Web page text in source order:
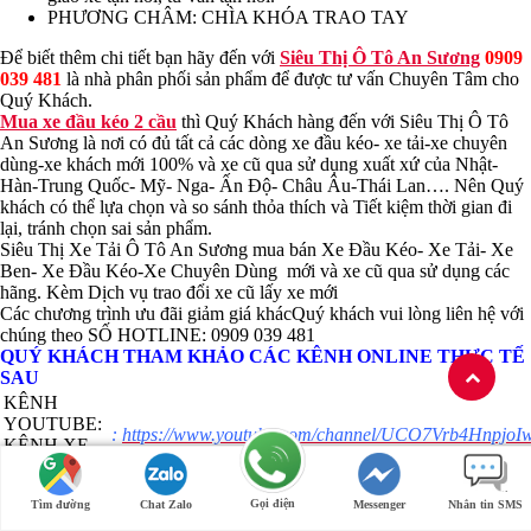
PHƯƠNG CHÂM: CHÌA KHÓA TRAO TAY
Để biết thêm chi tiết bạn hãy đến với Siêu Thị Ô Tô An Sương 0909
039 481 là nhà phân phối sản phẩm để được tư vấn Chuyên Tâm cho
Quý Khách.
Mua xe đầu kéo 2 cầu thì Quý Khách hàng đến với Siêu Thị Ô Tô
An Sương là nơi có đủ tất cả các dòng xe đầu kéo- xe tải-xe chuyên
dùng-xe khách mới 100% và xe cũ qua sử dụng xuất xứ của Nhật-
Hàn-Trung Quốc- Mỹ- Nga- Ấn Độ- Châu Âu-Thái Lan…. Nên Quý
khách có thể lựa chọn và so sánh thỏa thích và Tiết kiệm thời gian đi
lại, tránh chọn sai sản phẩm.
Siêu Thị Xe Tải Ô Tô An Sương mua bán Xe Đầu Kéo- Xe Tải- Xe
Ben- Xe Đầu Kéo-Xe Chuyên Dùng mới và xe cũ qua sử dụng các
hãng. Kèm Dịch vụ trao đổi xe cũ lấy xe mới
Các chương trình ưu đãi giảm giá khácQuý khách vui lòng liên hệ với
chúng theo SỐ HOTLINE: 0909 039 481
QUÝ KHÁCH THAM KHẢO CÁC KÊNH ONLINE THỰC TẾ
SAU
KÊNH
YOUTUBE:
KÊNH XE
TẢI – SIÊU
THỊ XE TẢI
: https://www.youtube.com/channel/
3XHWA
FACEBOOK
Tìm đường Chat Zalo Gọi điện Messenger Nhắn tin SMS